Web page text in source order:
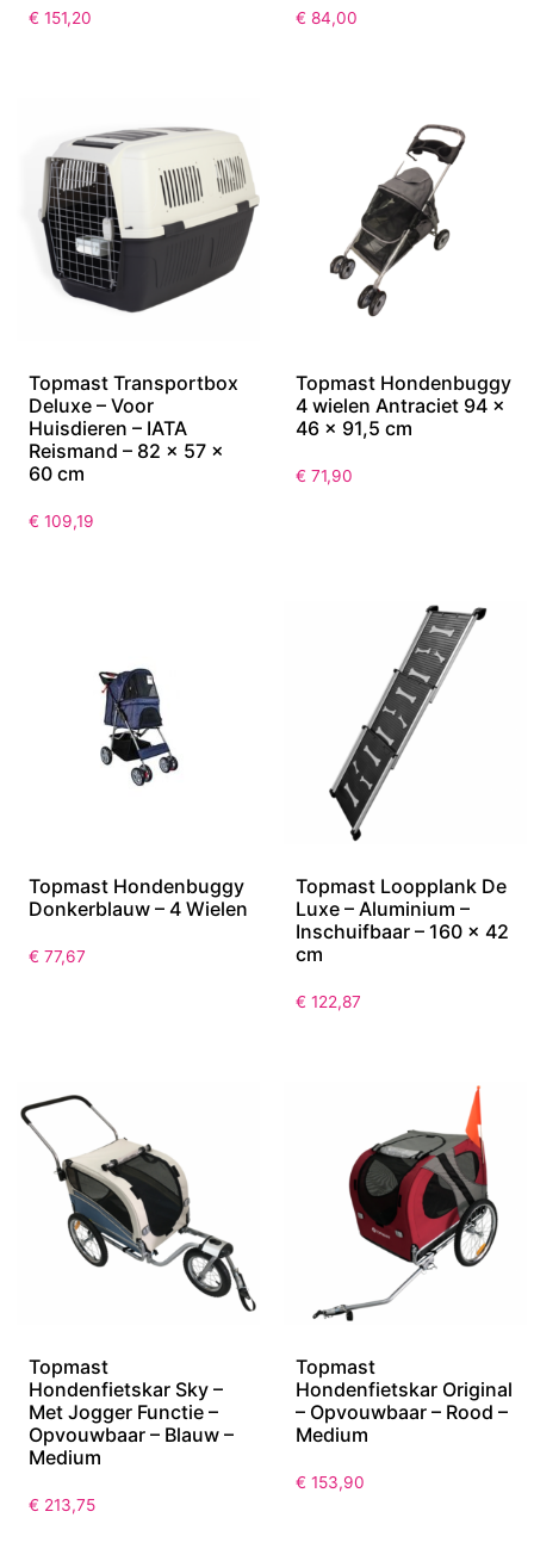
€ 151,20 € 84,00
Topmast Transportbox
Deluxe – Voor
Huisdieren – IATA
Reismand – 82 x 57 x
60 cm
€ 109,19
Topmast Hondenbuggy
4 wielen Antraciet 94 x
46 x 91,5 cm
€ 71,90
Topmast Hondenbuggy
Donkerblauw – 4 Wielen
€ 77,67
Topmast Loopplank De
Luxe – Aluminium –
Inschuifbaar – 160 x 42
cm
€ 122,87
Topmast
Hondenfietskar Sky –
Met Jogger Functie –
Opvouwbaar – Blauw –
Medium
€ 213,75
Topmast
Hondenfietskar Original
– Opvouwbaar – Rood –
Medium
€ 153,90